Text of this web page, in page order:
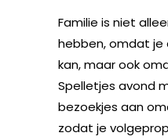
Familie is niet
hebben, omdat je
kan, maar ook
Spelletjes avond
bezoekjes aan
zodat je